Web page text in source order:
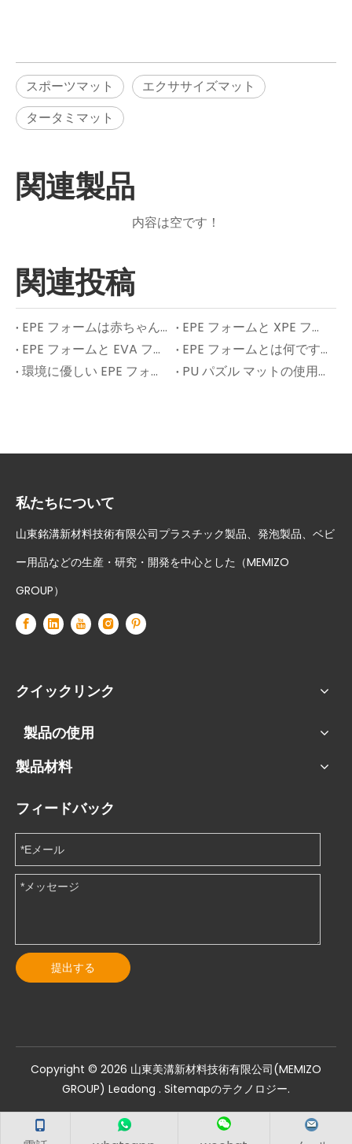
スポーツマット
エクササイズマット
タータミマット
関連製品
内容は空です！
関連投稿
EPE フォームは赤ちゃんや子供にとって安全ですか?
EPE フォームと XPE フォーム: プレイマットにはどちらが適していますか?
EPE フォームと EVA フォーム: 違いは何ですか?
EPE フォームとは何ですか?何に使用されますか?
環境に優しい EPE フォームはエクササイズ マットに何に使用されますか?
PU パズル マットの使用方法: 完全ガイド
私たちについて
山東銘溝新材料技術有限公司プラスチック製品、発泡製品、ベビ
ー用品などの生産・研究・開発を中心とした（MEMIZO
GROUP）
クイックリンク
製品の使用
製品材料
フィードバック
提出する
Copyright ©️ 2026 山東美溝新材料技術有限公司(MEMIZO
GROUP) Leadong . Sitemapのテクノロジー.